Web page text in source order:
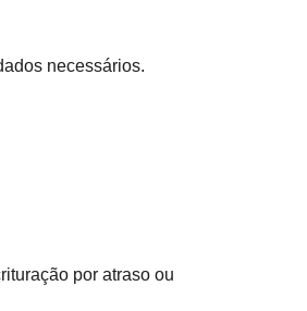
necessários.
por atraso ou